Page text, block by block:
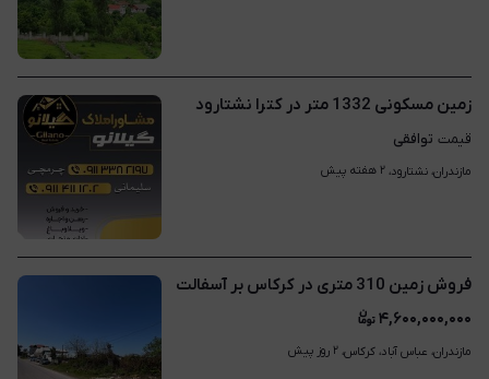
زمین مسکونی 1332 متر در کترا نشتارود
قیمت توافقی
مازندران، نشتارود، ۲ هفته پیش
فروش زمین 310 متری در کرکاس بر آسفالت
۴,۶۰۰,۰۰۰,۰۰۰
مازندران، عباس آباد، کرکاس، ۲ روز پیش